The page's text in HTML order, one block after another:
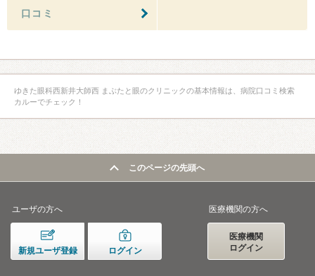
口コミ
ゆきた眼科西新井大師西 まぶたと眼のクリニックの基本情報は、病院口コミ検索
カルーでチェック！
このページの先頭へ
ユーザの方へ
新規ユーザ登録 ログイン
医療機関の方へ
医療機関
ログイン